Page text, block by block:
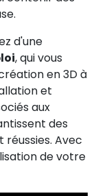
d'une
, qui vous
en 3D à
et
aux
des
Avec
de votre